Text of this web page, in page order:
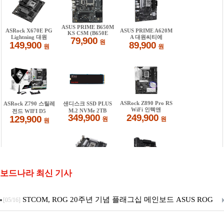
보드나라 최신 기사
[05/16] STCOM, ROG 20주년 기념 플래그십 메인보드 ASUS ROG